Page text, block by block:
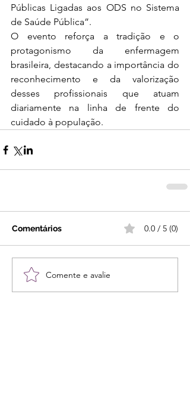
Públicas Ligadas aos ODS no Sistema
de Saúde Pública”.
O evento reforça a tradição e o
protagonismo da enfermagem
brasileira, destacando a importância do
reconhecimento e da valorização
desses profissionais que atuam
diariamente na linha de frente do
cuidado à população.
Comentários 0.0 / 5 (0)
Comente e avalie